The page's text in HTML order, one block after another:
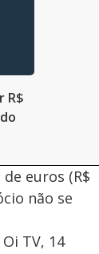
R$
euros (R$
não se
TV, 14